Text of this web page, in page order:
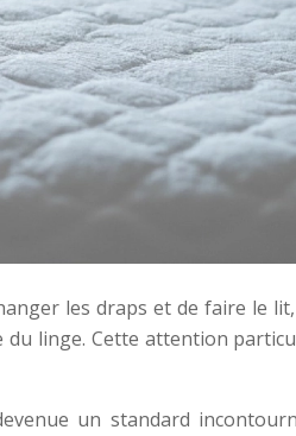
les draps et de faire le
du linge. Cette attention
un standard